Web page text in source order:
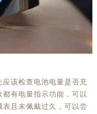
该检查电池电量是否充
有电量指示功能，可以
且未佩戴过久，可以尝